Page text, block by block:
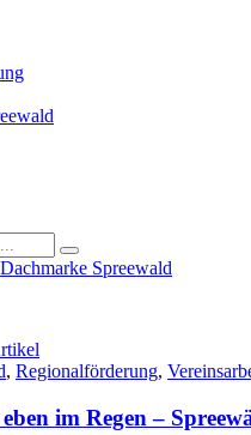
Spreewald
, Regionalförderung,
im Regen –